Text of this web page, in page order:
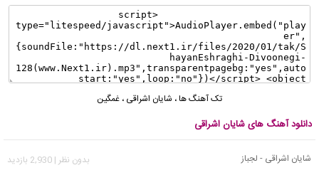
تک آهنگ ها، شایان اشراقی ، غمگین
دانلود آهنگ های شایان اشراقی
شایان اشراقی - لجباز
بدون نظر | 2,930 بازدید